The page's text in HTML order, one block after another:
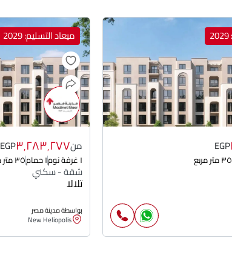
EGP
٣٥ متر مربع
ميعاد التسليم: 2029
من٣٬٢٨٣٬٢٧٧EGP
١ غرفة نوم ١ حمام ٣٥ متر مربع
شقة - سكني
تلالا
بواسطة مدينة مصر
New Heliopolis